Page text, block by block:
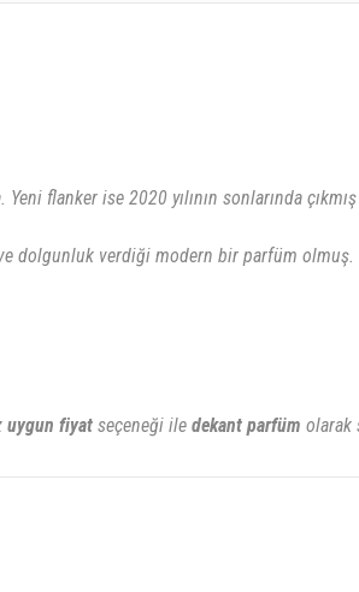
flanker ise 2020 yılının sonlarında
ve dolgunluk verdiği modern bir parfüm olmuş.
uygun fiyat seçeneği ile dekant parfüm olarak